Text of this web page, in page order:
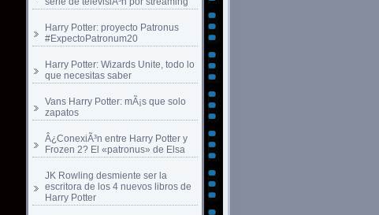
Harry Potter: proyecto Patronus
#ExpectoPatronum20
Harry Potter: Wizards Unite, todo lo
que necesitas saber
Vans Harry Potter: mÃ¡s que solo
zapatos
Â¿ConexiÃ³n entre Harry Potter y
Frozen 2? El «patronus» de Elsa
JK Rowling desmiente ser la
escritora de los 4 nuevos libros de
Harry Potter